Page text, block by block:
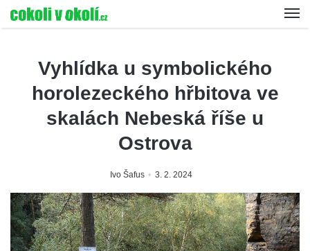
Vyhlídka u symbolického
horolezeckého hřbitova ve
skalách Nebeská říše u
Ostrova
Ivo Šafus 3. 2. 2024